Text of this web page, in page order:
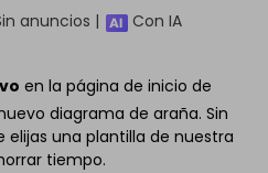
anuncios |
Con IA
en la página de inicio de
diagrama de araña. Sin
una plantilla de nuestra
tiempo.